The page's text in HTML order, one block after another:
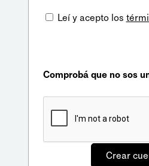
Leí y acepto los
Comprobá que no sos